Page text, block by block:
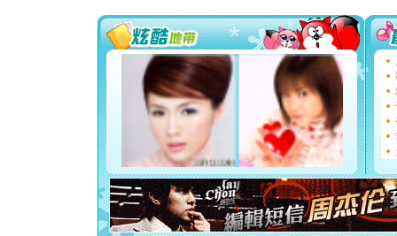
都要快乐
[圣诞节]
如意,快
[元旦]
看
断电。
你是我
[元旦]
如
起；二
离。水
[元旦]
当
泣，这
卖了。水
[春节]风
颜！冬去
道一声平